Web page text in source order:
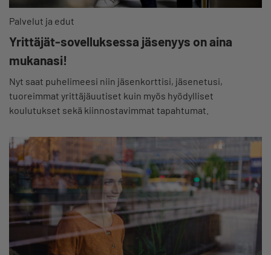
Palvelut ja edut
Yrittäjät-sovelluksessa jäsenyys on aina
mukanasi!
Nyt saat puhelimeesi niin jäsenkorttisi, jäsenetusi,
tuoreimmat yrittäjäuutiset kuin myös hyödylliset
koulutukset sekä kiinnostavimmat tapahtumat.